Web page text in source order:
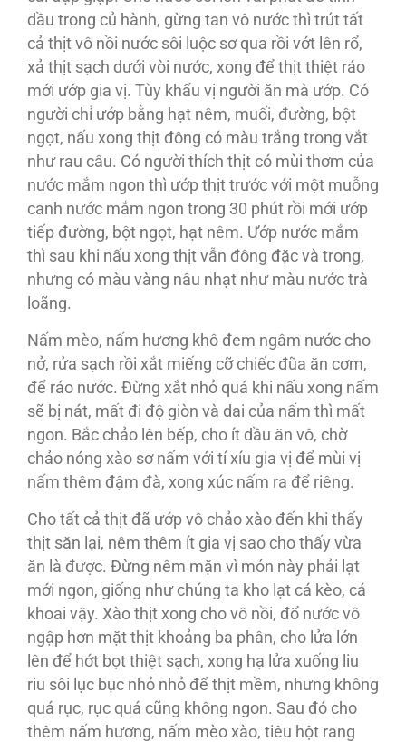
dầu trong củ hành, gừng tan vô nước thì trút tất
cả thịt vô nồi nước sôi luộc sơ qua rồi vớt lên rổ,
xả thịt sạch dưới vòi nước, xong để thịt thiệt ráo
mới ướp gia vị. Tùy khẩu vị người ăn mà ướp. Có
người chỉ ướp bằng hạt nêm, muối, đường, bột
ngọt, nấu xong thịt đông có màu trắng trong vắt
như rau câu. Có người thích thịt có mùi thơm của
nước mắm ngon thì ướp thịt trước với một muỗng
canh nước mắm ngon trong 30 phút rồi mới ướp
tiếp đường, bột ngọt, hạt nêm. Ướp nước mắm
thì sau khi nấu xong thịt vẫn đông đặc và trong,
nhưng có màu vàng nâu nhạt như màu nước trà
loãng.
Nấm mèo, nấm hương khô đem ngâm nước cho
nở, rửa sạch rồi xắt miếng cỡ chiếc đũa ăn cơm,
để ráo nước. Ðừng xắt nhỏ quá khi nấu xong nấm
sẽ bị nát, mất đi độ giòn và dai của nấm thì mất
ngon. Bắc chảo lên bếp, cho ít dầu ăn vô, chờ
chảo nóng xào sơ nấm với tí xíu gia vị để mùi vị
nấm thêm đậm đà, xong xúc nấm ra để riêng.
Cho tất cả thịt đã ướp vô chảo xào đến khi thấy
thịt săn lại, nêm thêm ít gia vị sao cho thấy vừa
ăn là được. Ðừng nêm mặn vì món này phải lạt
mới ngon, giống như chúng ta kho lạt cá kèo, cá
khoai vậy. Xào thịt xong cho vô nồi, đổ nước vô
ngập hơn mặt thịt khoảng ba phân, cho lửa lớn
lên để hớt bọt thiệt sạch, xong hạ lửa xuống liu
riu sôi lục bục nhỏ nhỏ để thịt mềm, nhưng không
quá rục, rục quá cũng không ngon. Sau đó cho
thêm nấm hương, nấm mèo xào, tiêu hột rang